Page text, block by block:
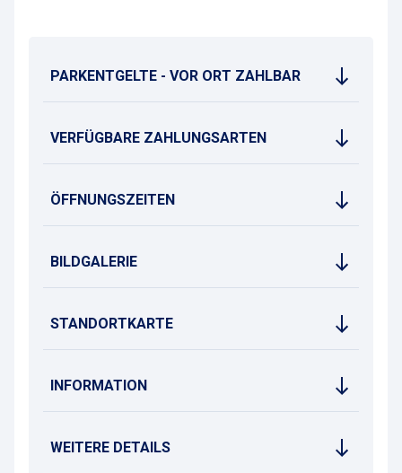
PARKENTGELTE - VOR ORT ZAHLBAR
VERFÜGBARE ZAHLUNGSARTEN
ÖFFNUNGSZEITEN
BILDGALERIE
STANDORTKARTE
INFORMATION
WEITERE DETAILS